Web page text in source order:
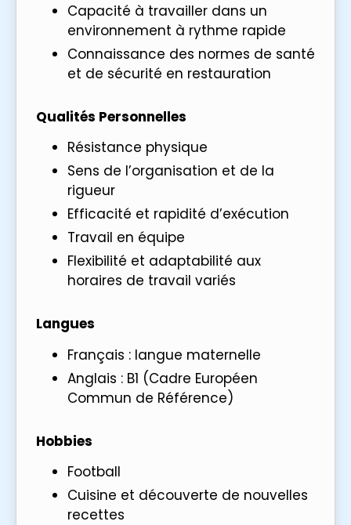
Capacité à travailler dans un
environnement à rythme rapide
Connaissance des normes de santé
et de sécurité en restauration
Qualités Personnelles
Résistance physique
Sens de l’organisation et de la
rigueur
Efficacité et rapidité d’exécution
Travail en équipe
Flexibilité et adaptabilité aux
horaires de travail variés
Langues
Français : langue maternelle
Anglais : B1 (Cadre Européen
Commun de Référence)
Hobbies
Football
Cuisine et découverte de nouvelles
recettes